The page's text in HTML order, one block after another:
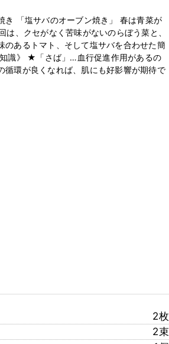
き 「塩サバのオーブン焼き」 春は青菜が
は、クセがなく苦味がないのらぼう菜と、
のあるトマト、そして塩サバを合わせた簡
識》 ★「さば」…血行促進作用があるの
環が良くなれば、肌にも好影響が期待で
2枚
2束